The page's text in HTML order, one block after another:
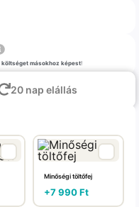
költséget másokhoz képest!
20 nap elállás
Minőségi töltőfej
+7 990Ft